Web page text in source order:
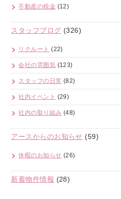
不動産の税金 (12)
スタッフブログ (326)
リクルート (22)
会社の雰囲気 (123)
スタッフの日常 (82)
社内イベント (29)
社内の取り組み (48)
アースからのお知らせ (59)
休暇のお知らせ (26)
新着物件情報 (28)